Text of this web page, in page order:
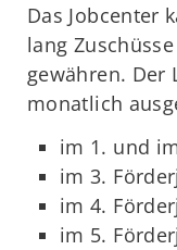
Das Jobcenter
lang
gewähren. Der
monatlich
im 1. und
im 3.
im 4.
im 5.